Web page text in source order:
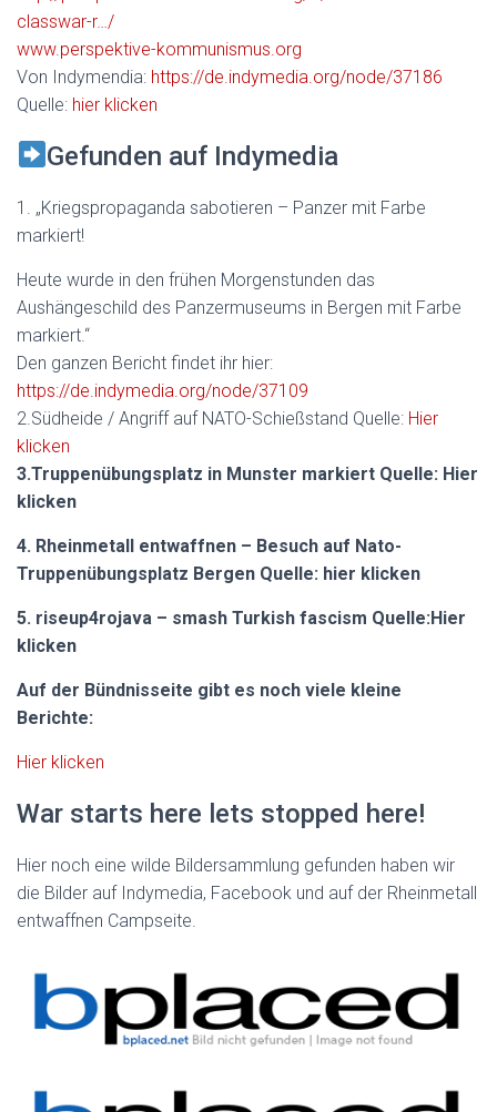
classwar-r…/
www.perspektive-kommunismus.org
Von Indymendia: https://de.indymedia.org/node/37186
Quelle: hier klicken
Gefunden auf Indymedia
1. „Kriegspropaganda sabotieren – Panzer mit Farbe
markiert!
Heute wurde in den frühen Morgenstunden das
Aushängeschild des Panzermuseums in Bergen mit Farbe
markiert.“
Den ganzen Bericht findet ihr hier:
https://de.indymedia.org/node/37109
2.Südheide / Angriff auf NATO-Schießstand Quelle: Hier
klicken
3.Truppenübungsplatz in Munster markiert Quelle: Hier
klicken
4. Rheinmetall entwaffnen – Besuch auf Nato-
Truppenübungsplatz Bergen Quelle: hier klicken
5. riseup4rojava – smash Turkish fascism Quelle:Hier
klicken
Auf der Bündnisseite gibt es noch viele kleine
Berichte:
Hier klicken
War starts here lets stopped here!
Hier noch eine wilde Bildersammlung gefunden haben wir
die Bilder auf Indymedia, Facebook und auf der Rheinmetall
entwaffnen Campseite.